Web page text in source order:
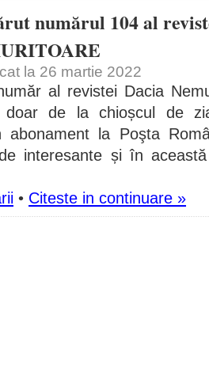
numărul 104 al
la 26 martie 2022
al revistei Dacia
de la chioșcul de
abonament la Poşta
interesante și în
• Citeste in continuare »